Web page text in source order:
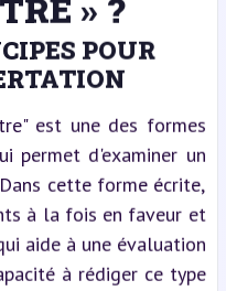
POUR
est une des formes
permet d'examiner un
cette forme écrite,
à la fois en faveur et
aide à une évaluation
à rédiger ce type